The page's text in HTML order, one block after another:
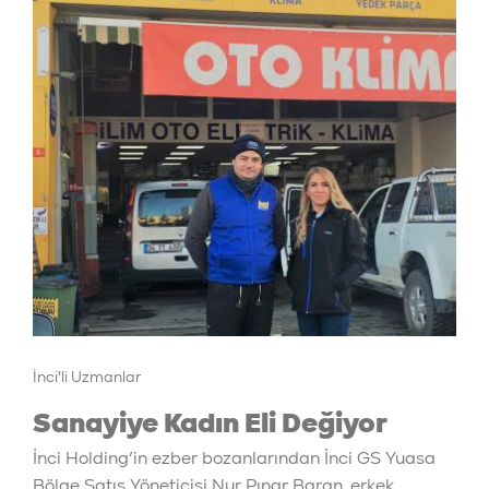
İnci'li Uzmanlar
Sanayiye Kadın Eli Değiyor
İnci Holding’in ezber bozanlarından İnci GS Yuasa